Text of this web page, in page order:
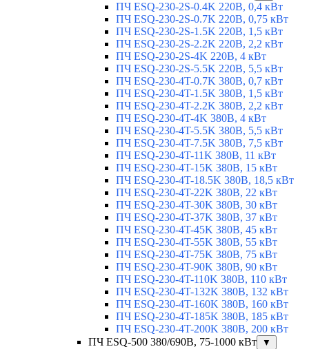
ПЧ ESQ-230-2S-0.4K 220В, 0,4 кВт
ПЧ ESQ-230-2S-0.7K 220В, 0,75 кВт
ПЧ ESQ-230-2S-1.5K 220В, 1,5 кВт
ПЧ ESQ-230-2S-2.2K 220В, 2,2 кВт
ПЧ ESQ-230-2S-4K 220В, 4 кВт
ПЧ ESQ-230-2S-5.5K 220В, 5,5 кВт
ПЧ ESQ-230-4T-0.7K 380В, 0,7 кВт
ПЧ ESQ-230-4T-1.5K 380В, 1,5 кВт
ПЧ ESQ-230-4T-2.2K 380В, 2,2 кВт
ПЧ ESQ-230-4T-4K 380В, 4 кВт
ПЧ ESQ-230-4T-5.5K 380В, 5,5 кВт
ПЧ ESQ-230-4T-7.5K 380В, 7,5 кВт
ПЧ ESQ-230-4T-11K 380В, 11 кВт
ПЧ ESQ-230-4T-15K 380В, 15 кВт
ПЧ ESQ-230-4T-18.5K 380В, 18,5 кВт
ПЧ ESQ-230-4T-22K 380В, 22 кВт
ПЧ ESQ-230-4T-30K 380В, 30 кВт
ПЧ ESQ-230-4T-37K 380В, 37 кВт
ПЧ ESQ-230-4T-45K 380В, 45 кВт
ПЧ ESQ-230-4T-55K 380В, 55 кВт
ПЧ ESQ-230-4T-75K 380В, 75 кВт
ПЧ ESQ-230-4T-90K 380В, 90 кВт
ПЧ ESQ-230-4T-110K 380В, 110 кВт
ПЧ ESQ-230-4T-132K 380В, 132 кВт
ПЧ ESQ-230-4T-160K 380В, 160 кВт
ПЧ ESQ-230-4T-185K 380В, 185 кВт
ПЧ ESQ-230-4T-200K 380В, 200 кВт
ПЧ ESQ-500 380/690В, 75-1000 кВт
▼